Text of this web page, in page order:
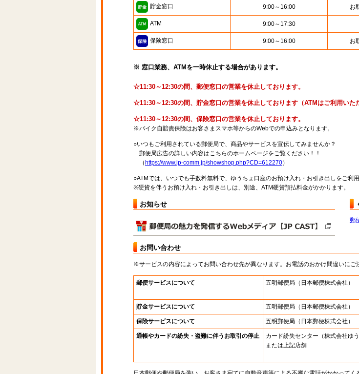
貯金窓口 9:00～16:00 お
ATM 9:00～17:30
保険窓口 9:00～16:00 お
※ 窓口業務、ATMを一時休止する場合があります。
☆11:30～12:30の間、郵便窓口の営業を休止しております。
☆11:30～12:30の間、貯金窓口の営業を休止しております（ATMはご利用いた
☆11:30～12:30の間、保険窓口の営業を休止しております。
※バイク自賠責保険はお客さまスマホ等からのWebでの申込みとなります。
○いつもご利用されている郵便局で、商品やサービスを宣伝してみませんか？
郵便局広告の詳しい内容はこちらのホームページをご覧ください！！
（ https://www.jp-comm.jp/showshop.php?CD=612270）
○ATMでは、いつでも手数料無料で、ゆうちょ口座のお預け入れ・お引き出しをご利用
※硬貨を伴うお預け入れ・お引き出しは、別途、ATM硬貨預払料金がかかります。
お知らせ
郵
お問い合わせ
※サービスの内容によってお問い合わせ先が異なります。お電話のおかけ間違いにご
郵便サービスについて 五明郵便局 （日本郵便株式会社）
貯金サービスについて 五明郵便局 （日本郵便株式会社）
保険サービスについて 五明郵便局 （日本郵便株式会社）
通帳やカードの紛失・盗難に伴うお取引の停止 カード紛失センター （株式会社ゆ
または上記店舗